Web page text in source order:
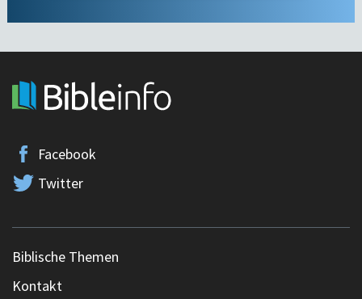
Facebook
Twitter
Biblische Themen
Kontakt